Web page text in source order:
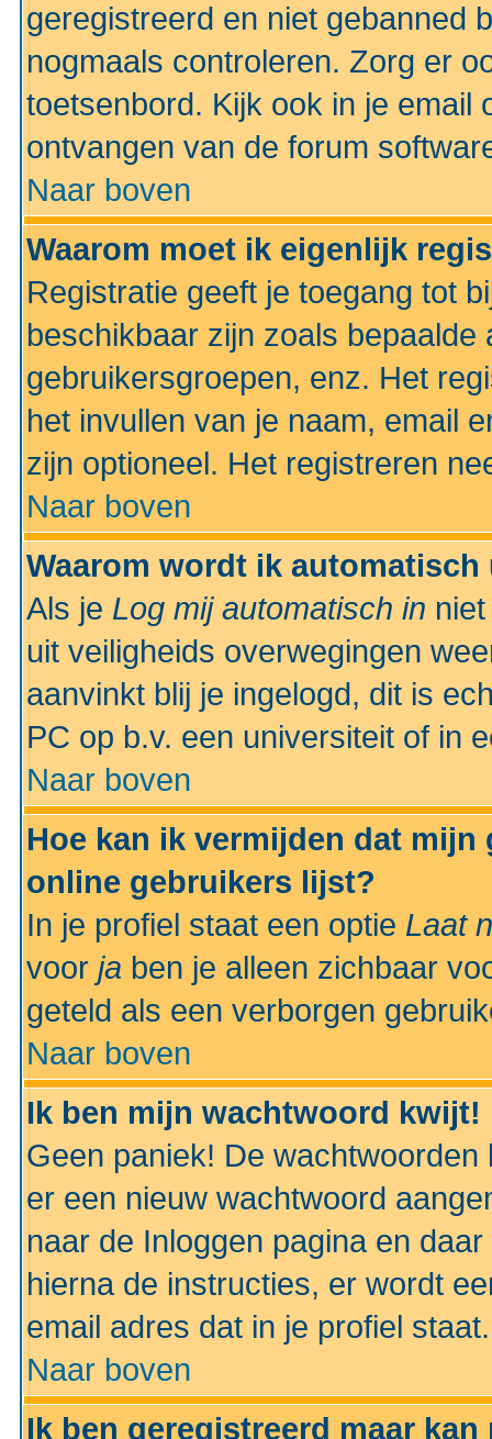
geregistreerd en niet gebanned
nogmaals controleren. Zorg er
toetsenbord. Kijk ook in je email
ontvangen van de forum
Naar boven
Waarom moet ik eigenlijk
Registratie geeft je toegang tot
beschikbaar zijn zoals
gebruikersgroepen, enz. Het
het invullen van je naam, email
zijn optioneel. Het registreren
Naar boven
Waarom wordt ik
Als je Log mij automatisch in
uit veiligheids overwegingen
aanvinkt blij je ingelogd, dit is
PC op b.v. een universiteit of in
Naar boven
Hoe kan ik vermijden dat
online gebruikers lijst?
In je profiel staat een optie Laat
voor ja ben je alleen zichbaar
geteld als een verborgen
Naar boven
Ik ben mijn wachtwoord kwijt!
Geen paniek! De
er een nieuw wachtwoord
naar de Inloggen pagina en
hierna de instructies, er wordt
email adres dat in je profiel staat.
Naar boven
Ik ben geregistreerd maar